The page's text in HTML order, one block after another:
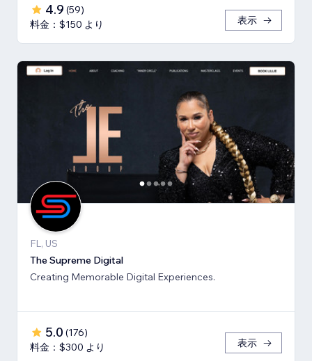
4.9 (59)
料金：$150 より
表示
FL, US
The Supreme Digital
Creating Memorable Digital Experiences.
5.0 (176)
料金：$300 より
表示